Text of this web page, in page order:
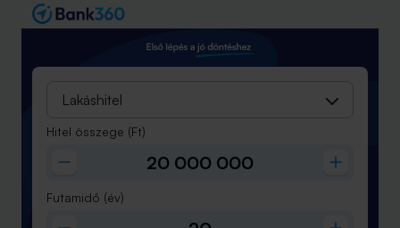
Lakáshitel
Hitel összege (Ft)
Futamidő (év)